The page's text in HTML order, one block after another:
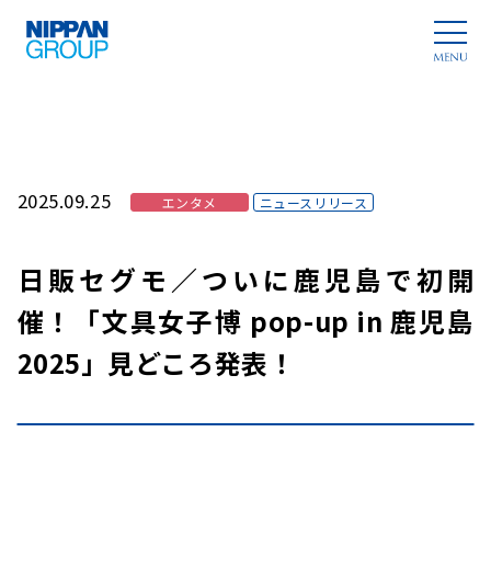
2025.09.25 エンタメ ニュースリリース
日販セグモ／ついに鹿児島で初開
催！「文具女子博 pop-up in 鹿児島
2025」見どころ発表！